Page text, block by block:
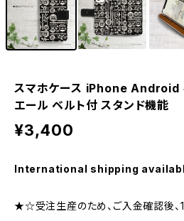
スマホケース iPhone Android
エール ベルト付 スタンド機能
¥3,400
International shipping
★☆受注生産のため、ご入金確認後